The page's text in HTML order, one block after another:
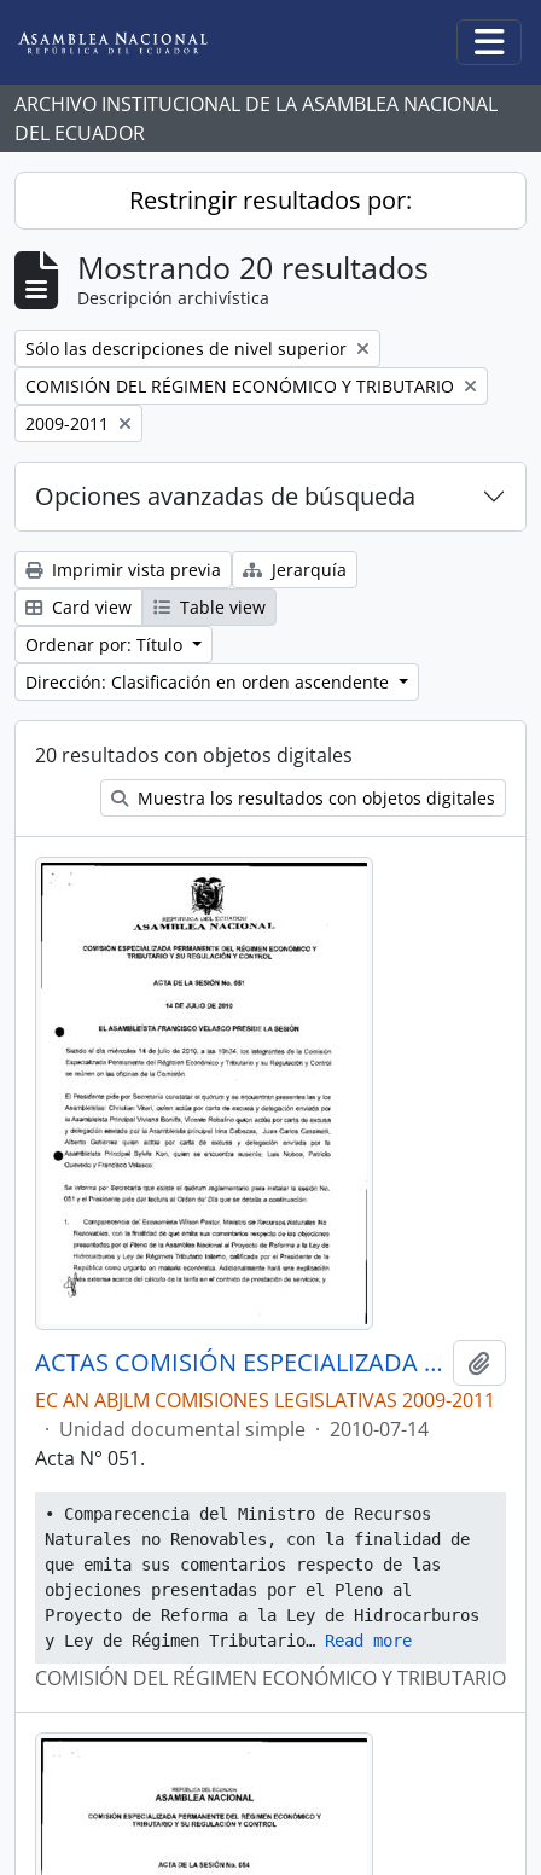
ARCHIVO INSTITUCIONAL DE LA ASAMBLEA NACIONAL
DEL ECUADOR
Restringir resultados por:
Mostrando 20 resultados
Descripción archivística
Remove filter:
Sólo las descripciones de nivel superior
Remove filter:
COMISIÓN DEL RÉGIMEN ECONÓMICO Y TRIBUTARIO
Remove filter:
2009-2011
Opciones avanzadas de búsqueda
Imprimir vista previa
Jerarquía
Card view
Table view
Ordenar por: Título
Dirección: Clasificación en orden ascendente
20 resultados con objetos digitales
Muestra los resultados con objetos digitales
ACTAS COMISIÓN ESPECIALIZADA PERMANENTE DEL RÉGIMEN ECONÓMICO Y TRIBUTARIO Y SU REGULACIÓN Y CONTROL
EC AN ABJLM COMISIONES LEGISLATIVAS 2009-2011
· Unidad documental simple · 2010-07-14
Acta N° 051.
• Comparecencia del Ministro de Recursos
Naturales no Renovables, con la finalidad de
que emita sus comentarios respecto de las
objeciones presentadas por el Pleno al
Proyecto de Reforma a la Ley de Hidrocarburos
y Ley de Régimen Tributario… Read more
COMISIÓN DEL RÉGIMEN ECONÓMICO Y TRIBUTARIO